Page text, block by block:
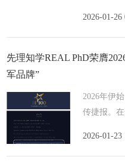
服务品牌—
2026-01-26
先理知学REAL PhD荣膺
军品牌”
2026年伊
传捷报。
2026-01-23